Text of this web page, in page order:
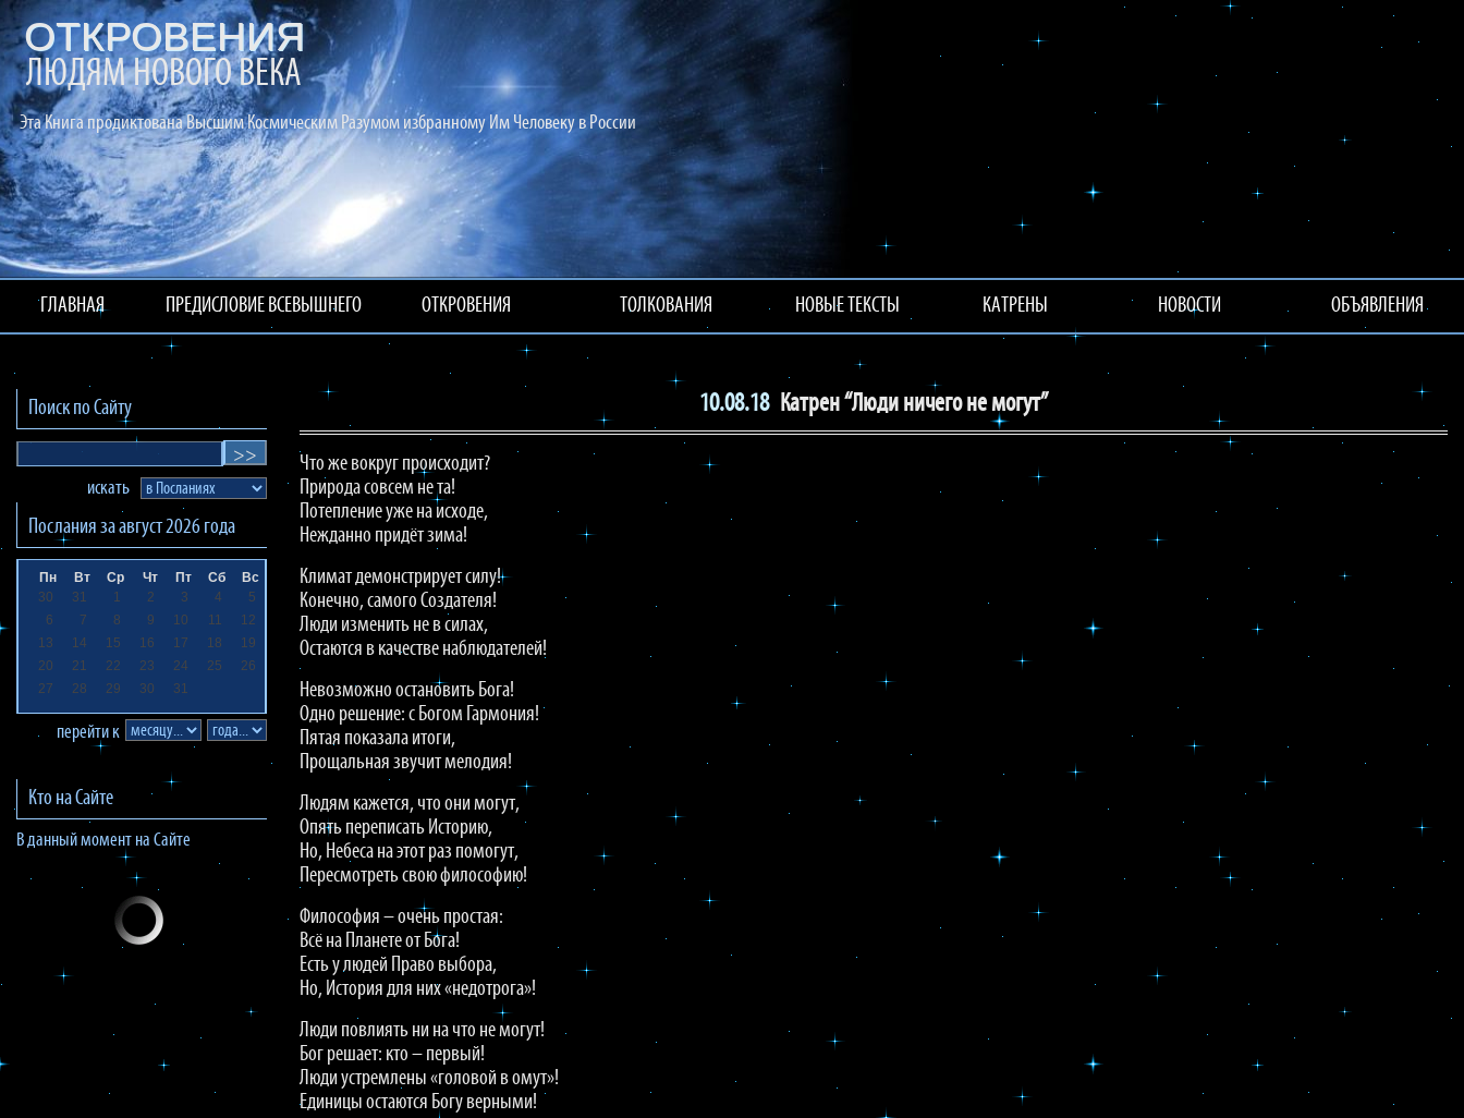
ОТКРОВЕНИЯ
ЛЮДЯМ НОВОГО ВЕКА
Эта Книга продиктована Высшим Космическим Разумом избранному Им Человеку в России
ГЛАВНАЯ ПРЕДИСЛОВИЕ ВСЕВЫШНЕГО ОТКРОВЕНИЯ ТОЛКОВАНИЯ НОВЫЕ ТЕКСТЫ КАТРЕНЫ НОВОСТИ ОБЪЯВЛЕНИЯ
Поиск по Сайту
искать
Послания заавгуст 2026 года
Пн Вт Ср Чт Пт Сб
Вс
30
31 1 2 3 4
5
6
7 8 9 10 11
12
13
14 15 16 17 18
19
20
21 22 23 24 25
26
27
28 29 30 31
перейти к
Кто на Сайте
В данный момент на Сайте
10.08.18 Катрен “Люди ничего не могут”
Что же вокруг происходит?
Природа совсем не та!
Потепление уже на исходе,
Нежданно придёт зима!
Климат демонстрирует силу!
Конечно, самого Создателя!
Люди изменить не в силах,
Остаются в качестве наблюдателей!
Невозможно остановить Бога!
Одно решение: с Богом Гармония!
Пятая показала итоги,
Прощальная звучит мелодия!
Людям кажется, что они могут,
Опять переписать Историю,
Но, Небеса на этот раз помогут,
Пересмотреть свою философию!
Философия – очень простая:
Всё на Планете от Бога!
Есть у людей Право выбора,
Но, История для них «недотрога»!
Люди повлиять ни на что не могут!
Бог решает: кто – первый!
Люди устремлены «головой в омут»!
Единицы остаются Богу верными!